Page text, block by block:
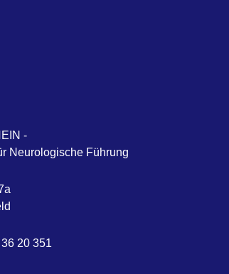
-
Neurologische Führung
20 351